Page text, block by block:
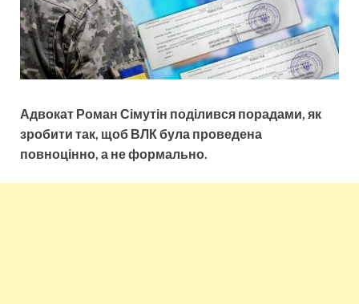
Адвокат Роман Сімутін поділився порадами, як
зробити так, щоб ВЛК була проведена
повноцінно, а не формально.